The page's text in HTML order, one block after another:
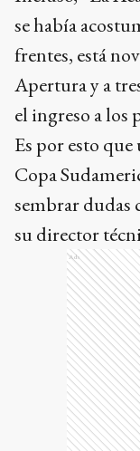
se había
frentes, está
Apertura y a
el ingreso a los
Es por esto que
Copa
sembrar dudas
su director
Ads